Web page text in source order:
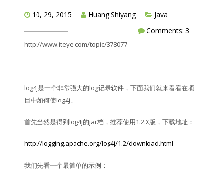
10, 29, 2015 Huang Shiyang
Java
Comments: 3
http://www.iteye.com/topic/378077
log4j是一个非常强大的log记录软件，下面我们就来看看在项
目中如何使log4j。
首先当然是得到log4j的jar档，推荐使用1.2.X版，下载地址：
http://logging.apache.org/log4j/1.2/download.html
我们先看一个最简单的示例：